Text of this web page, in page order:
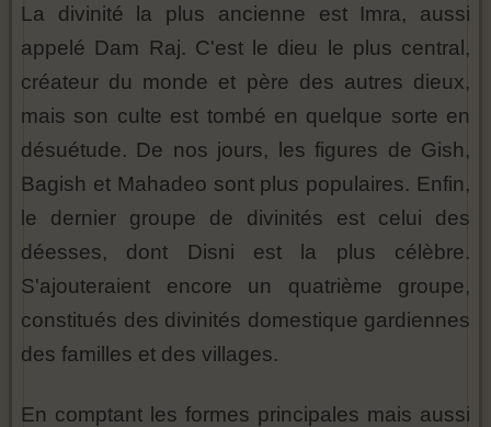
La divinité la plus ancienne est Imra, aussi
appelé Dam Raj. C'est le dieu le plus central,
créateur du monde et père des autres dieux,
mais son culte est tombé en quelque sorte en
désuétude. De nos jours, les figures de Gish,
Bagish et Mahadeo sont plus populaires. Enfin,
le dernier groupe de divinités est celui des
déesses, dont Disni est la plus célèbre.
S'ajouteraient encore un quatrième groupe,
constitués des divinités domestique gardiennes
des familles et des villages.
En comptant les formes principales mais aussi